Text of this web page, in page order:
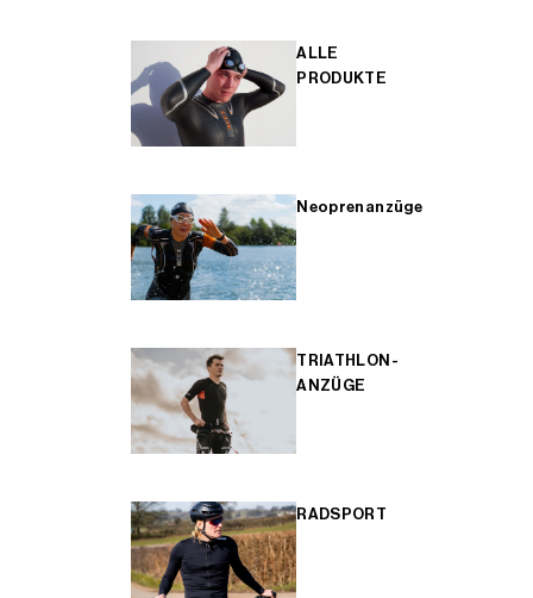
ALLE
PRODUKTE
Neoprenanzüge
TRIATHLON-
ANZÜGE
RADSPORT